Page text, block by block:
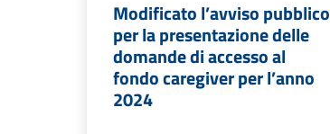
Modificato l’avviso pubblico
per la presentazione delle
domande di accesso al
fondo caregiver per l’anno
2024